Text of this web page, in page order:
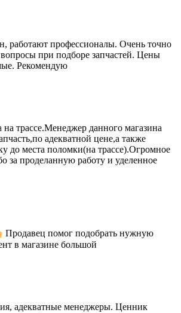
работают профессионалы. Очень точно
при подборе запчастей. Цены
Рекомендую
трассе.Менеджер данного магазина
адекватной цене,а также
до места поломки(на трассе).Огромное
за проделанную работу и уделенное
Продавец помог подобрать нужную
в магазине большой
адекватные менеджеры. Ценник